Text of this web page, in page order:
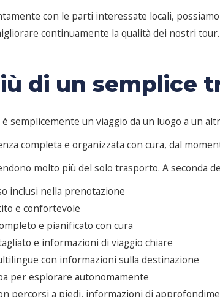
con le parti interessate locali,
continuamente la qualità dei nostri tour.
di un semplice
semplicemente un viaggio da un luogo a un
completa e organizzata con cura, dal
molto più del solo trasporto. A seconda
inclusi nella prenotazione
e confortevole
e pianificato con cura
e informazioni di viaggio chiare
con informazioni sulla destinazione
per esplorare autonomamente
percorsi a piedi, informazioni di